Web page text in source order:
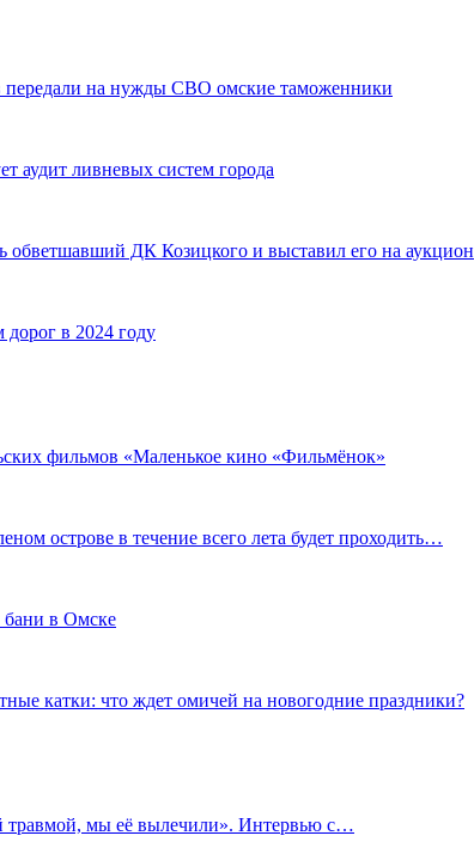
передали на нужды СВО омские таможенники
аудит ливневых систем города
обветшавший ДК Козицкого и выставил его на аукцион
дорог в 2024 году
фильмов «Маленькое кино «Фильмёнок»
острове в течение всего лета будет проходить…
в Омске
катки: что ждет омичей на новогодние праздники?
травмой, мы её вылечили». Интервью с…